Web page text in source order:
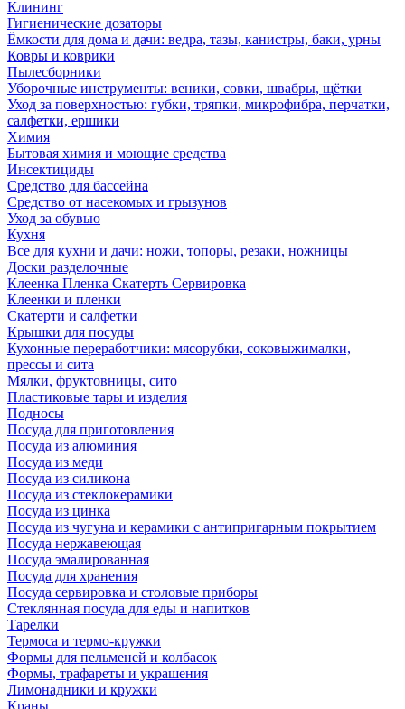
Клининг
Гигиенические дозаторы
Ёмкости для дома и дачи: ведра, тазы, канистры, баки, урны
Ковры и коврики
Пылесборники
Уборочные инструменты: веники, совки, швабры, щётки
Уход за поверхностью: губки, тряпки, микрофибра, перчатки,
салфетки, ершики
Химия
Бытовая химия и моющие средства
Инсектициды
Средство для бассейна
Средство от насекомых и грызунов
Уход за обувью
Кухня
Все для кухни и дачи: ножи, топоры, резаки, ножницы
Доски разделочные
Клеенка Пленка Скатерть Сервировка
Клеенки и пленки
Скатерти и салфетки
Крышки для посуды
Кухонные переработчики: мясорубки, соковыжималки,
прессы и сита
Мялки, фруктовницы, сито
Пластиковые тары и изделия
Подносы
Посуда для приготовления
Посуда из алюминия
Посуда из меди
Посуда из силикона
Посуда из стеклокерамики
Посуда из цинка
Посуда из чугуна и керамики с антипригарным покрытием
Посуда нержавеющая
Посуда эмалированная
Посуда для хранения
Посуда сервировка и столовые приборы
Стеклянная посуда для еды и напитков
Тарелки
Термоса и термо-кружки
Формы для пельменей и колбасок
Формы, трафареты и украшения
Лимонадники и кружки
Краны